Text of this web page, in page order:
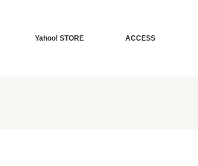
Yahoo! STORE ACCESS